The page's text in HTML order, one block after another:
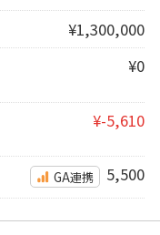
¥1,300,000
¥0
¥-5,610
GA連携 5,500